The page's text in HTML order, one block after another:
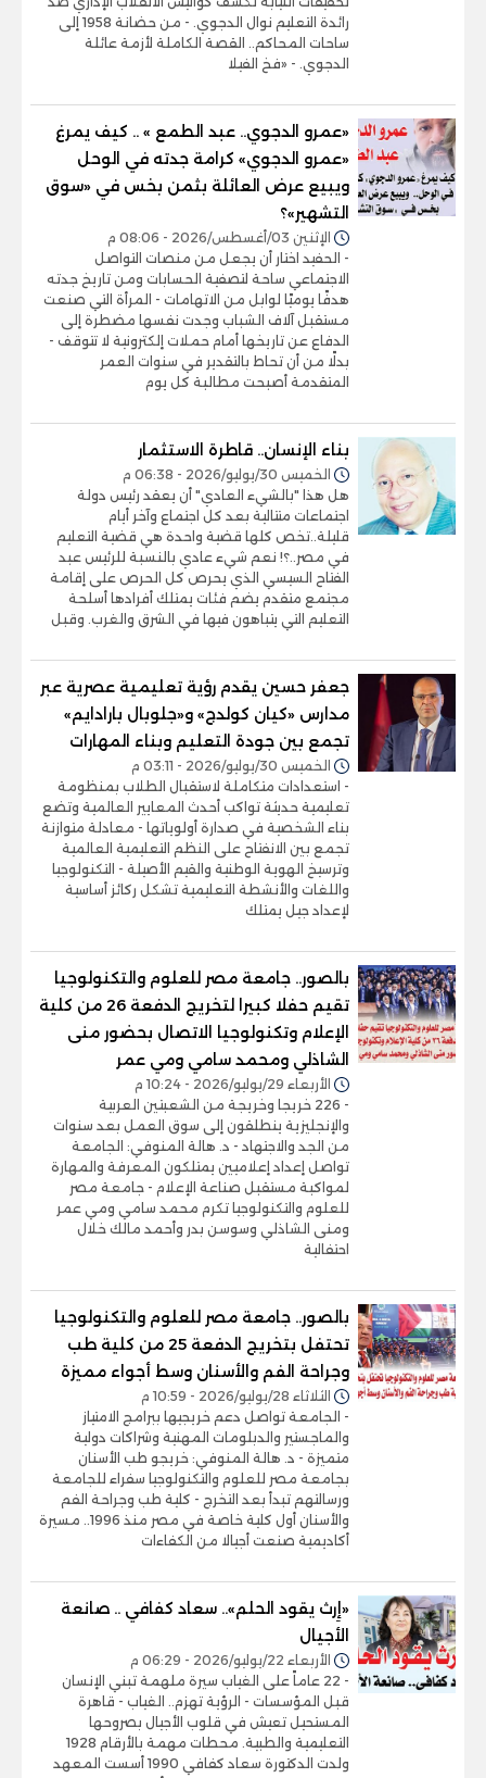
رائدة التعليم نوال الدجوي. - من حضانة 1958 إلى
ساحات المحاكم.. القصة الكاملة لأزمة عائلة
الدجوي. - «فخ الفيلا
«عمرو الدجوي.. عبد الطمع » .. كيف يمرغ
«عمرو الدجوي» كرامة جدته في الوحل
ويبيع عرض العائلة بثمن بخس في «سوق
التشهير»؟
الإثنين 03/أغسطس/2026 - 08:06 م
- الحفيد اختار أن يجعل من منصات التواصل
الاجتماعي ساحة لتصفية الحسابات ومن تاريخ جدته
هدفًا يوميًا لوابل من الاتهامات - المرأة التي صنعت
مستقبل آلاف الشباب وجدت نفسها مضطرة إلى
الدفاع عن تاريخها أمام حملات إلكترونية لا تتوقف -
بدلًا من أن تحاط بالتقدير في سنوات العمر
المتقدمة أصبحت مطالبة كل يوم
بناء الإنسان.. قاطرة الاستثمار
الخميس 30/يوليو/2026 - 06:38 م
هل هذا "بالشيء العادي" أن يعقد رئيس دولة
اجتماعات متتالية بعد كل اجتماع وآخر أيام
قليلة..تخص كلها قضية واحدة هي قضية التعليم
في مصر..؟! نعم شيء عادي بالنسبة للرئيس عبد
الفتاح السيسي الذي يحرص كل الحرص على إقامة
مجتمع متقدم يضم فئات يمتلك أفرادها أسلحة
التعليم التي يتباهون فيها في الشرق والغرب. وقبل
جعفر حسين يقدم رؤية تعليمية عصرية عبر
مدارس «كيان كولدج» و«جلوبال بارادايم»
تجمع بين جودة التعليم وبناء المهارات
الخميس 30/يوليو/2026 - 03:11 م
- استعدادات متكاملة لاستقبال الطلاب بمنظومة
تعليمية حديثة تواكب أحدث المعايير العالمية وتضع
بناء الشخصية في صدارة أولوياتها - معادلة متوازنة
تجمع بين الانفتاح على النظم التعليمية العالمية
وترسيخ الهوية الوطنية والقيم الأصيلة - التكنولوجيا
واللغات والأنشطة التعليمية تشكل ركائز أساسية
لإعداد جيل يمتلك
بالصور.. جامعة مصر للعلوم والتكنولوجيا
تقيم حفلا كبيرا لتخريج الدفعة 26 من كلية
الإعلام وتكنولوجيا الاتصال بحضور منى
الشاذلي ومحمد سامي ومي عمر
الأربعاء 29/يوليو/2026 - 10:24 م
- 226 خريجا وخريجة من الشعبتين العربية
والإنجليزية ينطلقون إلى سوق العمل بعد سنوات
من الجد والاجتهاد - د. هالة المنوفي: الجامعة
تواصل إعداد إعلاميين يمتلكون المعرفة والمهارة
لمواكبة مستقبل صناعة الإعلام - جامعة مصر
للعلوم والتكنولوجيا تكرم محمد سامي ومي عمر
ومنى الشاذلي وسوسن بدر وأحمد مالك خلال
احتفالية
بالصور.. جامعة مصر للعلوم والتكنولوجيا
تحتفل بتخريج الدفعة 25 من كلية طب
وجراحة الفم والأسنان وسط أجواء مميزة
الثلاثاء 28/يوليو/2026 - 10:59 م
- الجامعة تواصل دعم خريجيها ببرامج الامتياز
والماجستير والدبلومات المهنية وشراكات دولية
متميزة - د. هالة المنوفي: خريجو طب الأسنان
بجامعة مصر للعلوم والتكنولوجيا سفراء للجامعة
ورسالتهم تبدأ بعد التخرج - كلية طب وجراحة الفم
والأسنان أول كلية خاصة في مصر منذ 1996.. مسيرة
أكاديمية صنعت أجيالا من الكفاءات
«إِرث يقود الحلم».. سعاد كفافي .. صانعة
الأجيال
الأربعاء 22/يوليو/2026 - 06:29 م
- 22 عاماً على الغياب سيرة ملهمة تبني الإنسان
قبل المؤسسات - الرؤية تهزم.. الغياب - قاهرة
المستحيل تعيش في قلوب الأجيال بصروحها
التعليمية والطبية. محطات مهمة بالأرقام 1928
ولدت الدكتورة سعاد كفافي 1990 أسست المعهد